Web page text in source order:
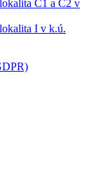
C1 a C2 v
I v k.ú.